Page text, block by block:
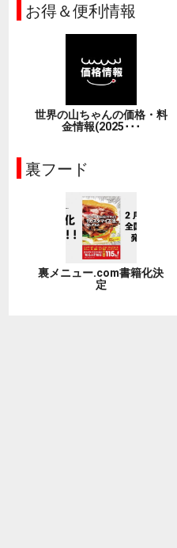
お得＆便利情報
世界の山ちゃんの価格・料
金情報(2025･･･
裏フード
裏メニュー.com書籍化決
定